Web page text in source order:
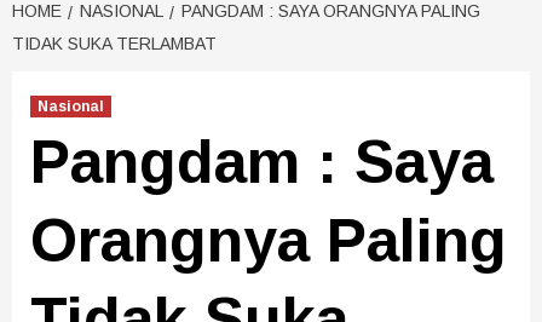
HOME NASIONAL
PANGDAM : SAYA ORANGNYA PALING
TIDAK SUKA TERLAMBAT
Nasional
Pangdam : Saya
Orangnya Paling